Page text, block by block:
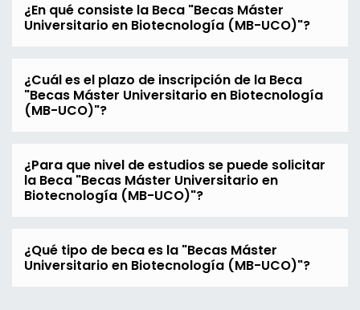
¿En qué consiste la Beca "Becas Máster
Universitario en Biotecnología (MB-UCO)"?
¿Cuál es el plazo de inscripción de la Beca
"Becas Máster Universitario en Biotecnología
(MB-UCO)"?
¿Para que nivel de estudios se puede solicitar
la Beca "Becas Máster Universitario en
Biotecnología (MB-UCO)"?
¿Qué tipo de beca es la "Becas Máster
Universitario en Biotecnología (MB-UCO)"?